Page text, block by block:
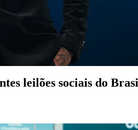
leilões sociais do